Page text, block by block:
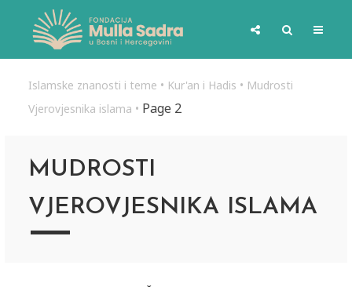
Islamske znanosti i teme • Kur'an i Hadis • Mudrosti
Vjerovjesnika islama • Page 2
MUDROSTI
VJEROVJESNIKA ISLAMA